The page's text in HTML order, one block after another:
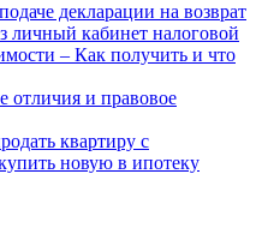
декларации на возврат
личный кабинет налоговой
– Как получить и что
отличия и правовое
квартиру с
новую в ипотеку